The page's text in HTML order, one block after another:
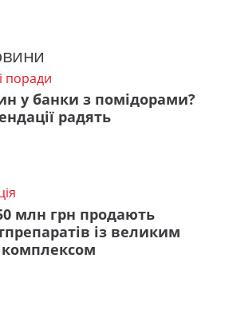
поради
у банки з помідорами?
радять
млн грн продають
із великим